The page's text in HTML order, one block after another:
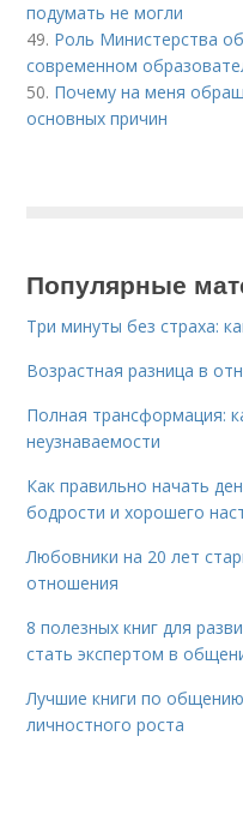
подумать не могли
49. Роль Министерства
современном
50. Почему на меня
основных причин
Популярные
Три минуты без страха:
Возрастная разница в
Полная трансформация:
неузнаваемости
Как правильно начать
бодрости и хорошего
Любовники на 20 лет
отношения
8 полезных книг для
стать экспертом в
Лучшие книги по
личностного роста